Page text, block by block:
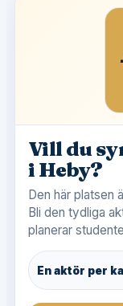
Vill du
i Heby?
Den här platsen
Bli den tydliga
planerar
En aktör per